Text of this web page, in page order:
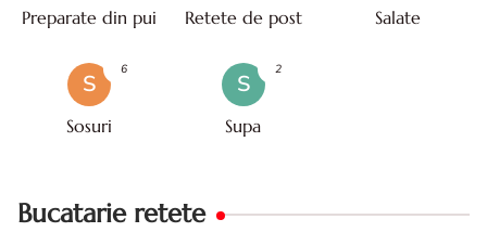
Preparate din pui Retete de post Salate
S
Sosuri
6
S
Supa
2
Bucatarie retete